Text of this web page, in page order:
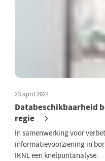
23 april 2024
Databeschikbaarheid
regie
In samenwerking voor
informatievoorziening in
IKNL een knelpuntanalyse.